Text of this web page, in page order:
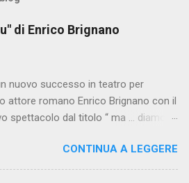
di Enrico Brignano
nuovo successo in teatro per
attore romano Enrico Brignano con il
spettacolo dal titolo “ ma … diamoci
Nella nuova generazione, darsi del “tu”
il “lei” ormai sa di antico o
CONTINUA A LEGGERE